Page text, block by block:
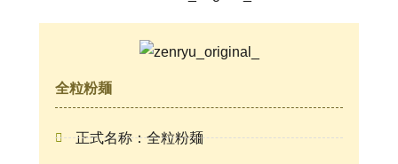
全粒粉麺
正式名称：全粒粉麺